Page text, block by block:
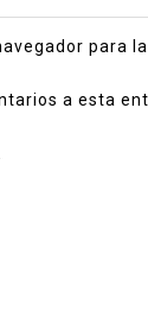
para
a esta